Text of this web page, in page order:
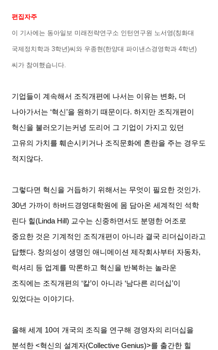
편집자주
이 기사에는 동아일보 미래전략연구소 인턴연구원 노서영(칭화대
국제정치학과 3학년)씨와 우종현(한양대 파이낸스경영학과 4학년)
씨가 참여했습니다
기업들이 계속해서 조직개편에 나서는 이유는 변화, 더
나아가서는 ‘혁신 ’을 원하기 때문이다.하지만 조직개편이
혁신을 불러오기는커녕 도리어 그 기업이 가지고 있던
고유의 가치를 훼손시키거나 조직문화에 혼란을 주는 경우도
적지 않다.
그렇다면 혁신을 거듭하기 위해서는 무엇이 필요한 것인가.
30년 가까이 하버드경영대학원에 몸 담아온 세계적인 석학
린다 힐(Linda Hill) 교수는 신중하면서도 분명한 어조로
중요한 것은 기계적인 조직개편이 아니라 결국 리더십이라고
답했다. 창의성이 생명인 애니메이션 제작회사부터 자동차,
럭셔리 등 업계를 막론하고 혁신을 반복하는 놀라운
조직에는 조직개편의 ‘칼’이 아니라 ‘남다른 리더십’이
있었다는 이야기다.
올해 세계 10여 개국의 조직을 연구해 경영자의 리더십을
분석한 <혁신의 설계자(Collective Genius)>를 출간한 힐